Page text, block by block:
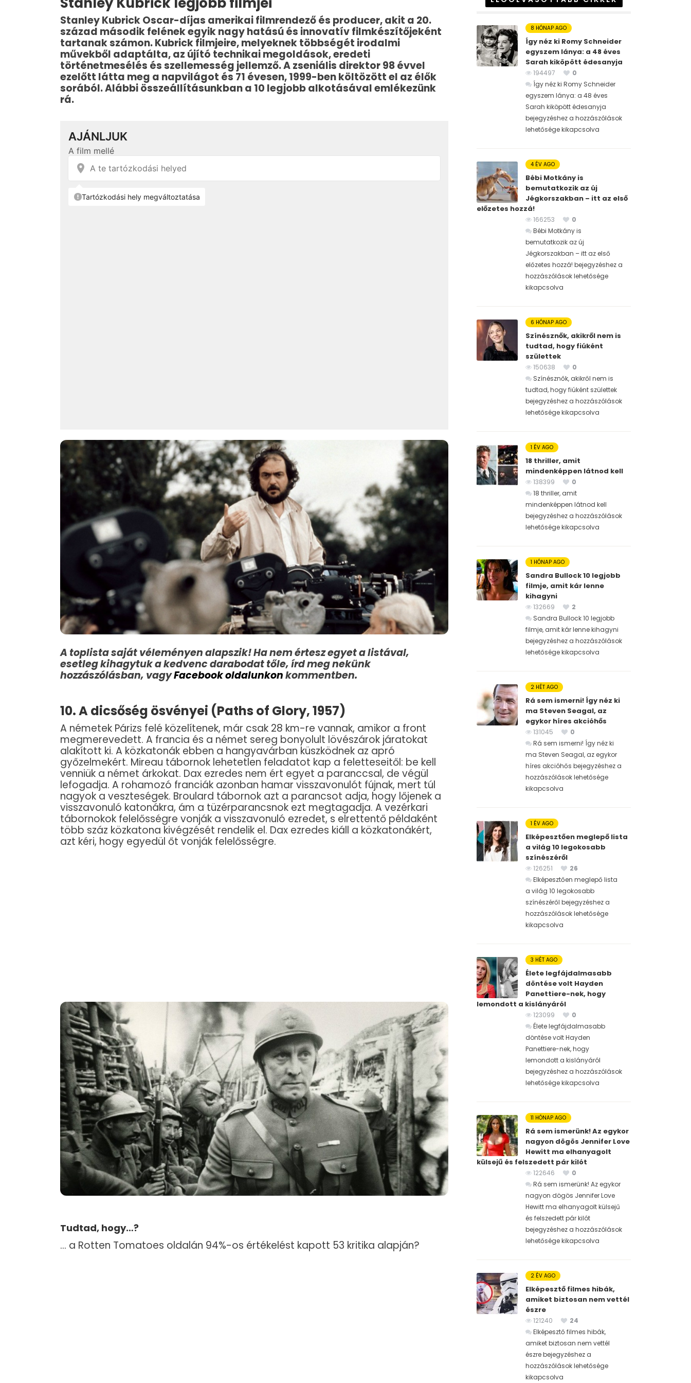
Stanley Kubrick Oscar-díjas amerikai filmrendező és producer, akit a 20.
század második felének egyik nagy hatású és innovatív filmkészítőjeként
tartanak számon. Kubrick filmjeire, melyeknek többségét irodalmi
művekből adaptálta, az újító technikai megoldások, eredeti
történetmesélés és szellemesség jellemző. A zseniális direktor 98 évvel
ezelőtt látta meg a napvilágot és 71 évesen, 1999-ben költözött el az élők
sorából. Alábbi összeállításunkban a 10 legjobb alkotásával emlékezünk
rá.
A toplista saját véleményen alapszik! Ha nem értesz egyet a listával,
esetleg kihagytuk a kedvenc darabodat tőle, írd meg nekünk
hozzászólásban, vagyFacebook oldalunkonkommentben.
10. A dicsőség ösvényei (Paths of Glory, 1957)
A németek Párizs felé közelítenek, már csak 28 km-re vannak, amikor a front
megmerevedett. A francia és a német sereg bonyolult lövészárok járatokat
alakított ki. A közkatonák ebben a hangyavárban küszködnek az apró
győzelmekért. Mireau tábornok lehetetlen feladatot kap a feletteseitől: be kell
venniük a német árkokat. Dax ezredes nem ért egyet a paranccsal, de végül
lefogadja. A rohamozó franciák azonban hamar visszavonulót fújnak, mert túl
nagyok a veszteségek. Broulard tábornok azt a parancsot adja, hogy lőjenek a
visszavonuló katonákra, ám a tüzérparancsnok ezt megtagadja. A vezérkari
tábornokok felelősségre vonják a visszavonuló ezredet, s elrettentő példaként
több száz közkatona kivégzését rendelik el. Dax ezredes kiáll a közkatonákért,
azt kéri, hogy egyedül őt vonják felelősségre.
Tudtad, hogy…?
… a Rotten Tomatoes oldalán 94%-os értékelést kapott 53 kritika alapján?
8 HÓNAP AGO
Így néz ki Romy Schneider
egyszem lánya: a 48 éves
Sarah kiköpött édesanyja
194497
0
Így néz ki Romy Schneider
egyszem lánya: a 48 éves
Sarah kiköpött édesanyja
bejegyzéshez a hozzászólások
lehetősége kikapcsolva
4 ÉV AGO
Bébi Motkány is
bemutatkozik az új
Jégkorszakban – itt az első
előzetes hozzá!
166253
0
Bébi Motkány is
bemutatkozik az új
Jégkorszakban – itt az első
előzetes hozzá! bejegyzéshez a
hozzászólások lehetősége
kikapcsolva
6 HÓNAP AGO
Színésznők, akikről nem is
tudtad, hogy fiúként
születtek
150638
0
Színésznők, akikről nem is
tudtad, hogy fiúként születtek
bejegyzéshez a hozzászólások
lehetősége kikapcsolva
1 ÉV AGO
18 thriller, amit
mindenképpen látnod kell
138399
0
18 thriller, amit
mindenképpen látnod kell
bejegyzéshez a hozzászólások
lehetősége kikapcsolva
1 HÓNAP AGO
Sandra Bullock 10 legjobb
filmje, amit kár lenne
kihagyni
132669
2
Sandra Bullock 10 legjobb
filmje, amit kár lenne kihagyni
bejegyzéshez a hozzászólások
lehetősége kikapcsolva
2 HÉT AGO
Rá sem ismerni! Így néz ki
ma Steven Seagal, az
egykor híres akcióhős
131045
0
Rá sem ismerni! Így néz ki
ma Steven Seagal, az egykor
híres akcióhős bejegyzéshez a
hozzászólások lehetősége
kikapcsolva
1 ÉV AGO
Elképesztően meglepő lista
a világ 10 legokosabb
színészéről
126251
26
Elképesztően meglepő lista
a világ 10 legokosabb
színészéről bejegyzéshez a
hozzászólások lehetősége
kikapcsolva
3 HÉT AGO
Élete legfájdalmasabb
döntése volt Hayden
Panettiere-nek, hogy
lemondott a kislányáról
123099
0
Élete legfájdalmasabb
döntése volt Hayden
Panettiere-nek, hogy
lemondott a kislányáról
bejegyzéshez a hozzászólások
lehetősége kikapcsolva
11 HÓNAP AGO
Rá sem ismerünk! Az egykor
nagyon dögös Jennifer Love
Hewitt ma elhanyagolt
külsejű és felszedett pár kilót
122646
0
Rá sem ismerünk! Az egykor
nagyon dögös Jennifer Love
Hewitt ma elhanyagolt külsejű
és felszedett pár kilót
bejegyzéshez a hozzászólások
lehetősége kikapcsolva
2 ÉV AGO
Elképesztő filmes hibák,
amiket biztosan nem vettél
észre
121240
24
Elképesztő filmes hibák,
amiket biztosan nem vettél
észre bejegyzéshez a
hozzászólások lehetősége
kikapcsolva